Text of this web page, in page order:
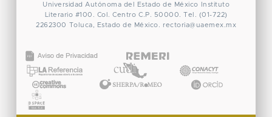
Universidad Autónoma del Estado de México
Instituto
Literario #100. Col. Centro C.P. 50000. Tel. (01-722)
2262300 Toluca, Estado de México. rectoria@uaemex.mx